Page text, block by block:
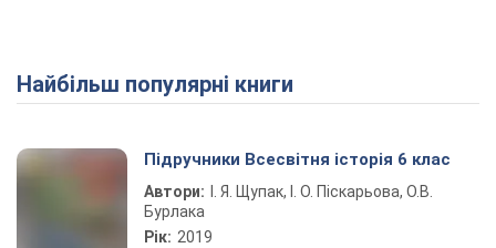
Play Video
Найбільш популярні книги
Підручники Всесвітня історія 6 клас
Автори:
І. Я. Щупак, І. О. Піскарьова, О.В.
Бурлака
Рік: 2019